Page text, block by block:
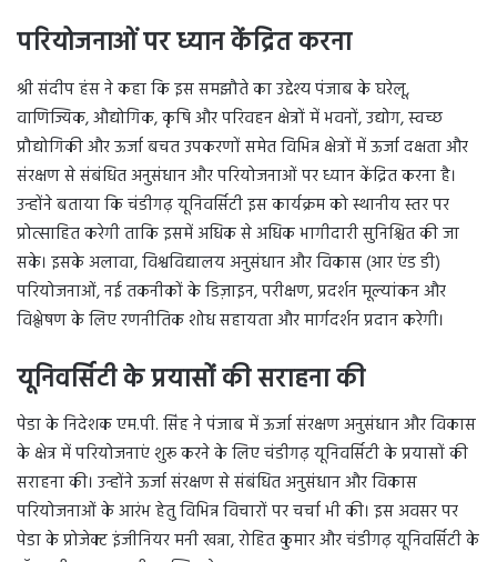
परियोजनाओं पर ध्यान केंद्रित करना
श्री संदीप हंस ने कहा कि इस समझौते का उद्देश्य पंजाब के घरेलू,
वाणिज्यिक, औद्योगिक, कृषि और परिवहन क्षेत्रों में भवनों, उद्योग, स्वच्छ
प्रौद्योगिकी और ऊर्जा बचत उपकरणों समेत विभिन्न क्षेत्रों में ऊर्जा दक्षता और
संरक्षण से संबंधित अनुसंधान और परियोजनाओं पर ध्यान केंद्रित करना है।
उन्होंने बताया कि चंडीगढ़ यूनिवर्सिटी इस कार्यक्रम को स्थानीय स्तर पर
प्रोत्साहित करेगी ताकि इसमें अधिक से अधिक भागीदारी सुनिश्चित की जा
सके। इसके अलावा, विश्वविद्यालय अनुसंधान और विकास (आर एंड डी)
परियोजनाओं, नई तकनीकों के डिज़ाइन, परीक्षण, प्रदर्शन मूल्यांकन और
विश्लेषण के लिए रणनीतिक शोध सहायता और मार्गदर्शन प्रदान करेगी।
यूनिवर्सिटी के प्रयासों की सराहना की
पेडा के निदेशक एम.पी. सिंह ने पंजाब में ऊर्जा संरक्षण अनुसंधान और विकास
के क्षेत्र में परियोजनाएं शुरू करने के लिए चंडीगढ़ यूनिवर्सिटी के प्रयासों की
सराहना की। उन्होंने ऊर्जा संरक्षण से संबंधित अनुसंधान और विकास
परियोजनाओं के आरंभ हेतु विभिन्न विचारों पर चर्चा भी की। इस अवसर पर
पेडा के प्रोजेक्ट इंजीनियर मनी खन्ना, रोहित कुमार और चंडीगढ़ यूनिवर्सिटी के